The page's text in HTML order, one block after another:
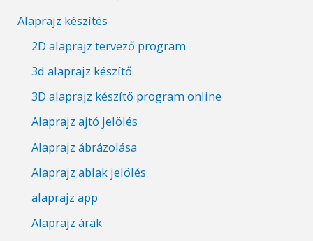
Alaprajz készítés
2D alaprajz tervező program
3d alaprajz készítő
3D alaprajz készítő program online
Alaprajz ajtó jelölés
Alaprajz ábrázolása
Alaprajz ablak jelölés
alaprajz app
Alaprajz árak